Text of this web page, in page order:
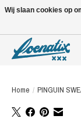
Home / PINGUIN
Wij slaan cookies op